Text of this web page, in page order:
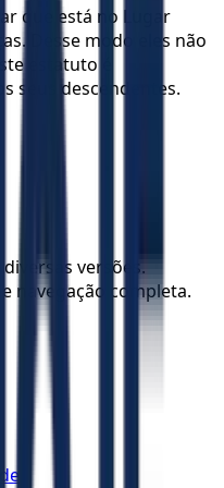
que está no Lugar
Desse modo eles não
estatuto é
seus descendentes.
versões.
navegação completa.